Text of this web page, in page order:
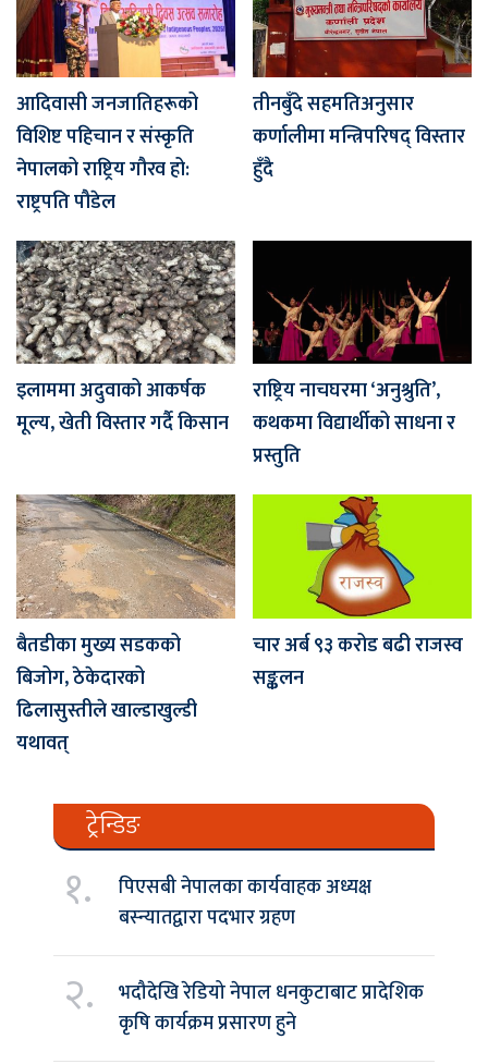
आदिवासी जनजातिहरूको
विशिष्ट पहिचान र संस्कृति
नेपालको राष्ट्रिय गौरव हो:
राष्ट्रपति पौडेल
तीनबुँदे सहमतिअनुसार
कर्णालीमा मन्त्रिपरिषद् विस्तार
हुँदै
इलाममा अदुवाको आकर्षक
मूल्य, खेती विस्तार गर्दै किसान
राष्ट्रिय नाचघरमा ‘अनुश्रुति’,
कथकमा विद्यार्थीको साधना र
प्रस्तुति
बैतडीका मुख्य सडकको
बिजोग, ठेकेदारको
ढिलासुस्तीले खाल्डाखुल्डी
यथावत्
चार अर्ब ९३ करोड बढी राजस्व
सङ्कलन
ट्रेन्डिङ
१.
पिएसबी नेपालका कार्यवाहक अध्यक्ष
बस्न्यातद्वारा पदभार ग्रहण
२.
भदौदेखि रेडियो नेपाल धनकुटाबाट प्रादेशिक
कृषि कार्यक्रम प्रसारण हुने